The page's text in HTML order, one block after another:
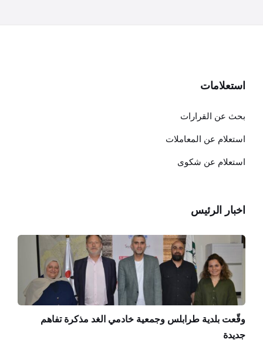
استعلامات
بحث عن القرارات
استعلام عن المعاملات
استعلام عن شكوى
اخبار الرئيس
وقّعت بلدية طرابلس وجمعية خادمي الغد مذكرة تفاهم
جديدة